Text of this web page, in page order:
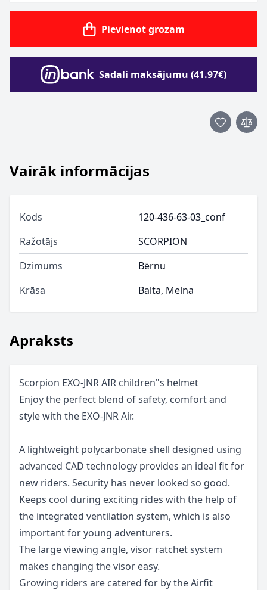
Pievienot grozam
Sadali maksājumu (41.97€)
Apraksts
Scorpion EXO-JNR AIR children"s helmet
Enjoy the perfect blend of safety, comfort and
style with the EXO-JNR Air.
A lightweight polycarbonate shell designed using
advanced CAD technology provides an ideal fit for
new riders. Security has never looked so good.
Keeps cool during exciting rides with the help of
the integrated ventilation system, which is also
important for young adventurers.
The large viewing angle, visor ratchet system
makes changing the visor easy.
Growing riders are catered for by the Airfit
Vairāk informācijas
Kods
120-436-63-03_conf
Ražotājs
SCORPION
Dzimums
Bērnu
Krāsa
Balta, Melna